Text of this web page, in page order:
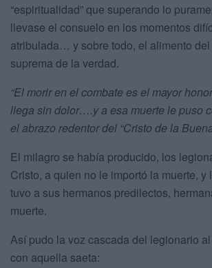
“espiritualidad” que superando lo
llevase el consuelo en los momentos
atribulada… y sobre todo, el alimento
suprema de la verdad.
“El morir en el combate es el mayor
llega sin dolor….y a esa muerte le puso
el abrazo redentor del “Cristo de la
El milagro se había producido, los
Cristo, a quien no le importó la muerte, y
tuvo a sus hermanos predilectos,
muerte.
Así pudo la voz cascada del legionario
con aquella saeta: